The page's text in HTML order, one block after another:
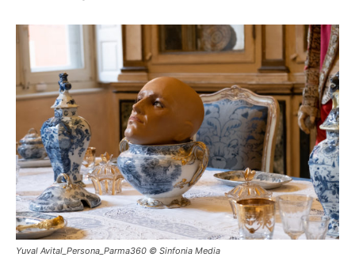
Yuval Avital_Persona_Parma360 © Sinfonia Media